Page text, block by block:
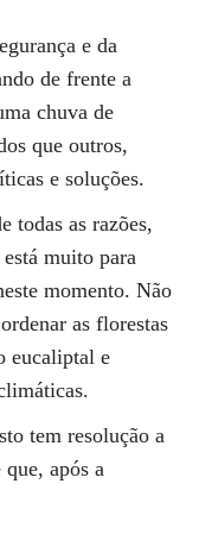
e da
de frente a
chuva de
que outros,
e soluções.
todas as razões,
muito para
momento. Não
as florestas
eucaliptal e
tem resolução a
após a